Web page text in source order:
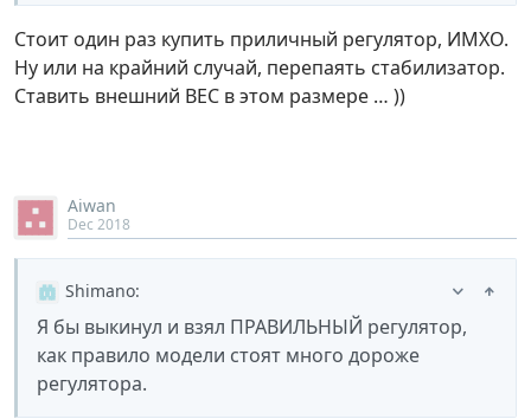
Стоит один раз купить приличный регулятор, ИМХО.
Ну или на крайний случай, перепаять стабилизатор.
Ставить внешний ВЕС в этом размере … ))
Aiwan
Dec 2018
Shimano:
Я бы выкинул и взял ПРАВИЛЬНЫЙ регулятор,
как правило модели стоят много дороже
регулятора.